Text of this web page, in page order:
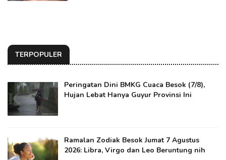
TERPOPULER
Peringatan Dini BMKG Cuaca Besok (7/8),
Hujan Lebat Hanya Guyur Provinsi Ini
Ramalan Zodiak Besok Jumat 7 Agustus
2026: Libra, Virgo dan Leo Beruntung nih